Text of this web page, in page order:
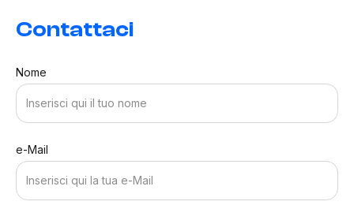
Contattaci
Nome
e-Mail